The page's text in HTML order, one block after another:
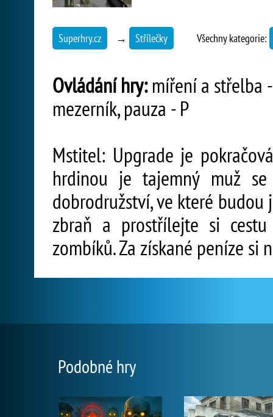
Superhry.cz → Střílečky Všechny kategorie:
Ovládání hry:míření a střelba
mezerník, pauza - P
Mstitel: Upgrade je
hrdinou je tajemný muž
dobrodružství, ve které
zbraň a prostřílejte si
zombíků. Za získané peníze si
Podobné hry